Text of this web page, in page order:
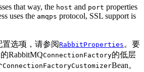
that way, the host and port properties
uses the amqps protocol, SSL support is
选项，请参阅RabbitProperties 。要
RabbitMQConnectionFactory的低层
ConnectionFactoryCustomizerBean。